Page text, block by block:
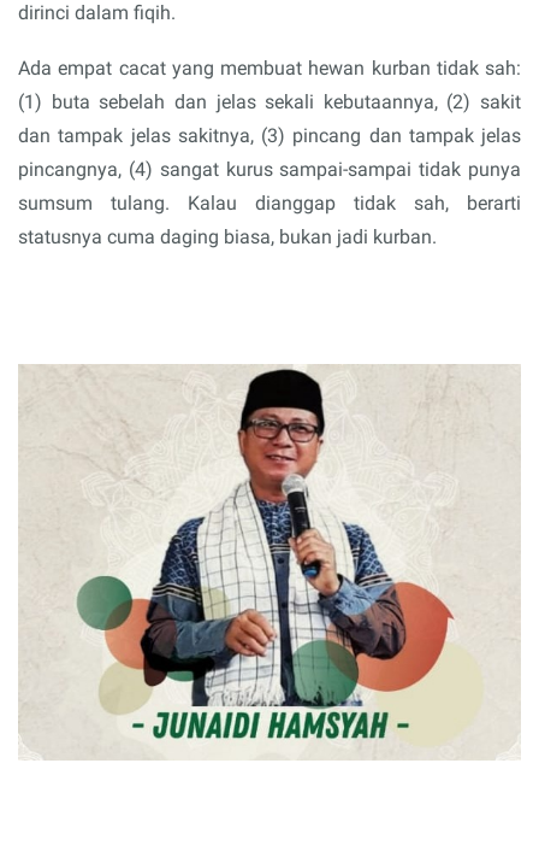
dirinci dalam fiqih.
Ada empat cacat yang membuat hewan kurban tidak sah:
(1) buta sebelah dan jelas sekali kebutaannya, (2) sakit
dan tampak jelas sakitnya, (3) pincang dan tampak jelas
pincangnya, (4) sangat kurus sampai-sampai tidak punya
sumsum tulang. Kalau dianggap tidak sah, berarti
statusnya cuma daging biasa, bukan jadi kurban.